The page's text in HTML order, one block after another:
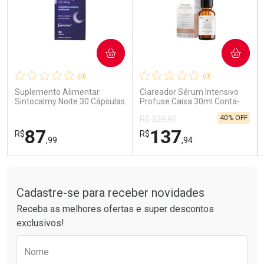
Comprar sem Desconto
Por R$ 189,99/cada
Comprar sem Desconto
Por R$ 189,99/cada
Comprar sem Desconto
Por R$ 15,99/cada
Comprar sem Desconto
Por R$ 15,99/cada
(0)
Suplemento Alimentar
Sintocalmy Noite 30 Cápsulas
R$87,99
COMPRAR
Laboratório
Por Menos
(0)
Clareador Sérum Intensivo
Profuse Caixa 30ml Conta-
R$ 229,90
R$137,94
40% OFF
COMPRAR
Laboratório
Por Menos
Cadastre-se para receber novidades
Receba as melhores ofertas e super descontos
exclusivos!
Nome